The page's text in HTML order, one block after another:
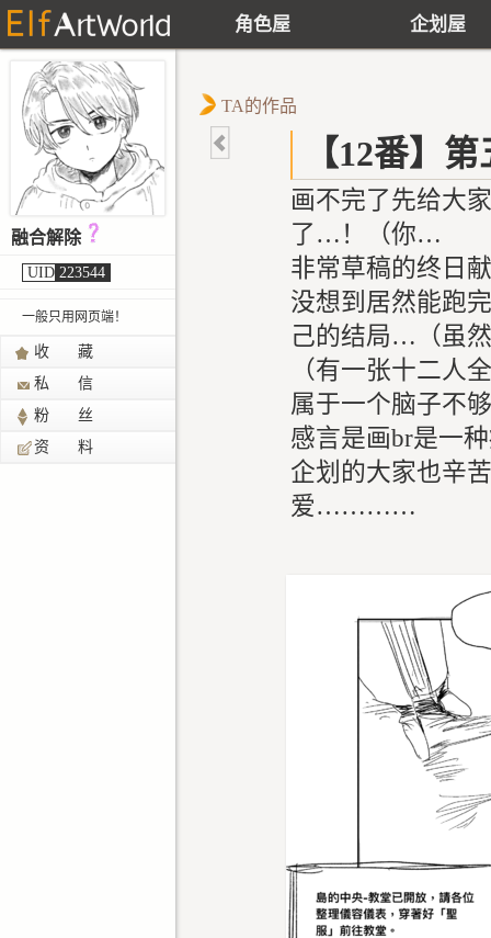
角色屋 企划屋
融合解除
UID 223544
一般只用网页端！
收 藏
私 信
粉 丝
资 料
TA的作品
【12番】
画不完了先给
了…！（你…
非常草稿的终日
没想到居然能跑
己的结局…（虽
（有一张十二
属于一个脑子不
感言是画br是一
企划的大家也
爱…………